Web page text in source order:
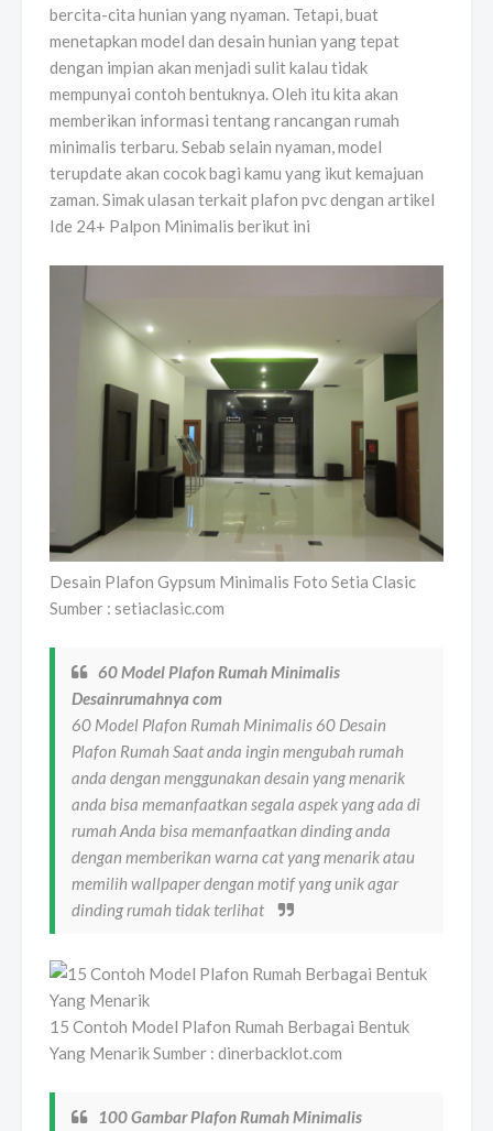
bercita-cita hunian yang nyaman. Tetapi, buat
menetapkan model dan desain hunian yang tepat
dengan impian akan menjadi sulit kalau tidak
mempunyai contoh bentuknya. Oleh itu kita akan
memberikan informasi tentang rancangan rumah
minimalis terbaru. Sebab selain nyaman, model
terupdate akan cocok bagi kamu yang ikut kemajuan
zaman. Simak ulasan terkait plafon pvc dengan artikel
Ide 24+ Palpon Minimalis berikut ini
Desain Plafon Gypsum Minimalis Foto Setia Clasic
Sumber : setiaclasic.com
60 Model Plafon Rumah Minimalis
Desainrumahnya com
60 Model Plafon Rumah Minimalis 60 Desain
Plafon Rumah Saat anda ingin mengubah rumah
anda dengan menggunakan desain yang menarik
anda bisa memanfaatkan segala aspek yang ada di
rumah Anda bisa memanfaatkan dinding anda
dengan memberikan warna cat yang menarik atau
memilih wallpaper dengan motif yang unik agar
dinding rumah tidak terlihat
15 Contoh Model Plafon Rumah Berbagai Bentuk
Yang Menarik Sumber : dinerbacklot.com
100 Gambar Plafon Rumah Minimalis